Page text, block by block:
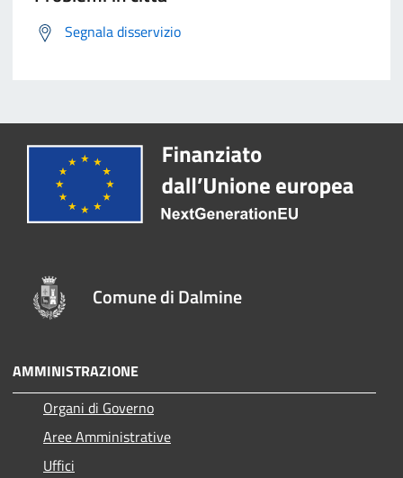
Segnala disservizio
Comune di Dalmine
AMMINISTRAZIONE
Organi di Governo
Aree Amministrative
Uffici